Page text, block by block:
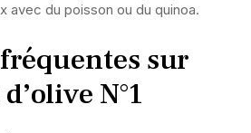
avec du poisson ou du quinoa.
sur
N°1